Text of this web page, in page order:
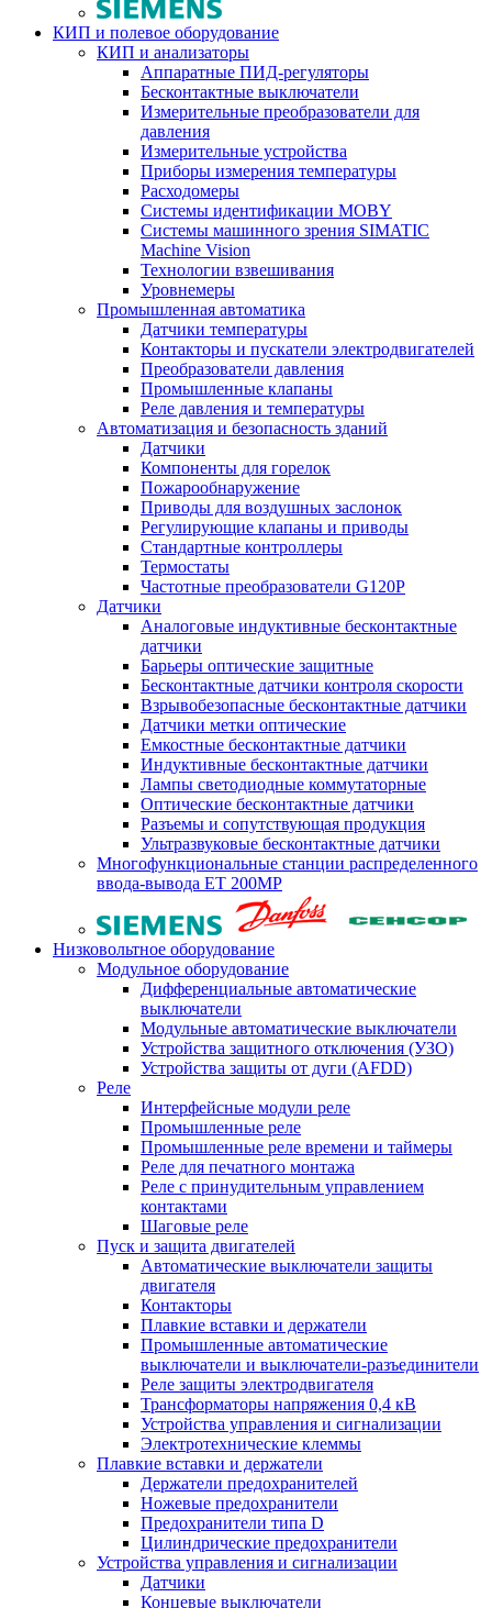
КИП и полевое оборудование
КИП и анализаторы
Аппаратные ПИД-регуляторы
Бесконтактные выключатели
Измерительные преобразователи для
давления
Измерительные устройства
Приборы измерения температуры
Расходомеры
Системы идентификации MOBY
Системы машинного зрения SIMATIC
Machine Vision
Технологии взвешивания
Уровнемеры
Промышленная автоматика
Датчики температуры
Контакторы и пускатели электродвигателей
Преобразователи давления
Промышленные клапаны
Реле давления и температуры
Автоматизация и безопасность зданий
Датчики
Компоненты для горелок
Пожарообнаружение
Приводы для воздушных заслонок
Регулирующие клапаны и приводы
Стандартные контроллеры
Термостаты
Частотные преобразователи G120P
Датчики
Аналоговые индуктивные бесконтактные
датчики
Барьеры оптические защитные
Бесконтактные датчики контроля скорости
Взрывобезопасные бесконтактные датчики
Датчики метки оптические
Емкостные бесконтактные датчики
Индуктивные бесконтактные датчики
Лампы светодиодные коммутаторные
Оптические бесконтактные датчики
Разъемы и сопутствующая продукция
Ультразвуковые бесконтактные датчики
Многофункциональные станции распределенного
ввода-вывода ET 200MP
Низковольтное оборудование
Модульное оборудование
Дифференциальные автоматические
выключатели
Модульные автоматические выключатели
Устройства защитного отключения (УЗО)
Устройства защиты от дуги (AFDD)
Реле
Интерфейсные модули реле
Промышленные реле
Промышленные реле времени и таймеры
Реле для печатного монтажа
Реле с принудительным управлением
контактами
Шаговые реле
Пуск и защита двигателей
Автоматические выключатели защиты
двигателя
Контакторы
Плавкие вставки и держатели
Промышленные автоматические
выключатели и выключатели-разъединители
Реле защиты электродвигателя
Трансформаторы напряжения 0,4 кВ
Устройства управления и сигнализации
Электротехнические клеммы
Плавкие вставки и держатели
Держатели предохранителей
Ножевые предохранители
Предохранители типа D
Цилиндрические предохранители
Устройства управления и сигнализации
Датчики
Концевые выключатели